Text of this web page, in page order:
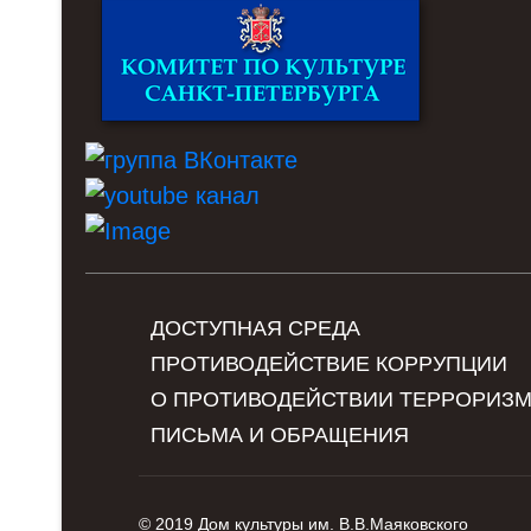
ДОСТУПНАЯ СРЕДА
ПРОТИВОДЕЙСТВИЕ КОРРУПЦИИ
О ПРОТИВОДЕЙСТВИИ
ПИСЬМА И ОБРАЩЕНИЯ
© 2019 Дом культуры им. В.В.Маяковского